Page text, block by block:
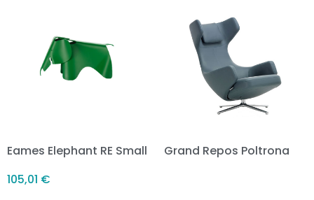
Eames Elephant RE Small
105,01 €
Grand Repos Poltrona